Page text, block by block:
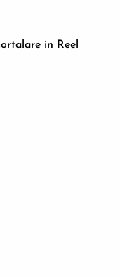
in Reel